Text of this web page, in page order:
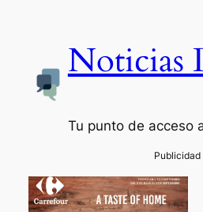
Noticias
Tu punto de acceso